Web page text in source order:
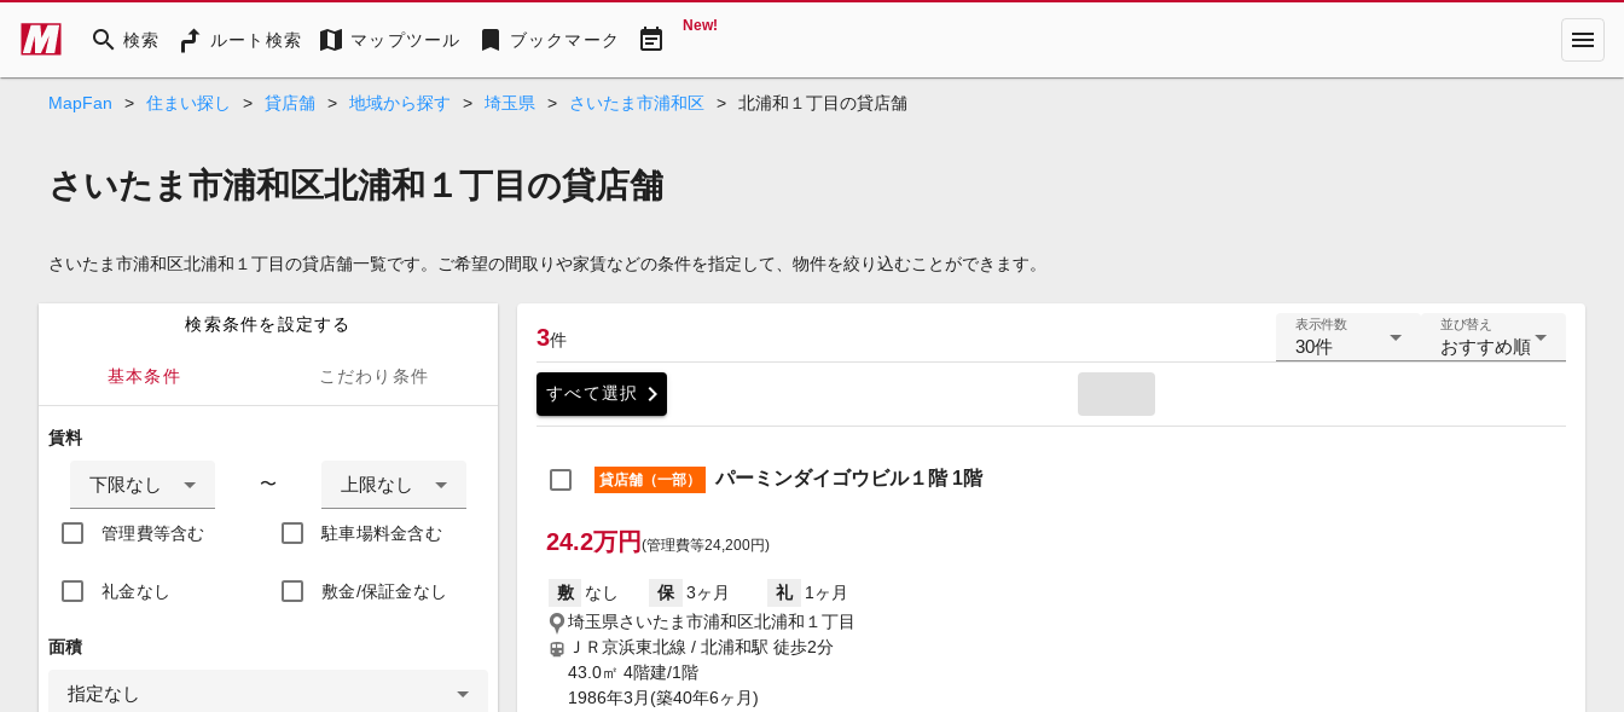
search 検索 ルート検索 map マップツール bookmark ブックマーク event_note New! menu
MapFan > 住まい探し > 貸店舗 > 地域から探す > 埼玉県 > さいたま市浦和区 > 北浦和１丁目の貸店舗
さいたま市浦和区北浦和１丁目の貸店舗
さいたま市浦和区北浦和１丁目の貸店舗一覧です。ご希望の間取りや家賃などの条件を指定して、物件を絞り込むことができます。
検索条件を設定する
基本条件 こだわり条件
賃料
下限なし 〜 上限なし
管理費等含む 駐車場料金含む
礼金なし 敷金/保証金なし
面積
指定なし
3件
表示件数
30件
並び替え
おすすめ順
すべて選択 chevron_right
貸店舗（一部） パーミンダイゴウビル１階 1階
24.2万円 (管理費等24,200円)
敷 なし 保 3ヶ月 礼
1ヶ月
埼玉県さいたま市浦和区北浦和１丁目
ＪＲ京浜東北線 / 北浦和駅 徒歩2分
43.0㎡ 4階建/1階
1986年3月(築40年6ヶ月)